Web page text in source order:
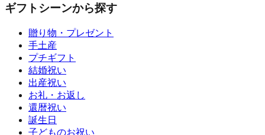
ギフトシーンから探す
贈り物・プレゼント
手土産
プチギフト
結婚祝い
出産祝い
お礼・お返し
還暦祝い
誕生日
子どものお祝い